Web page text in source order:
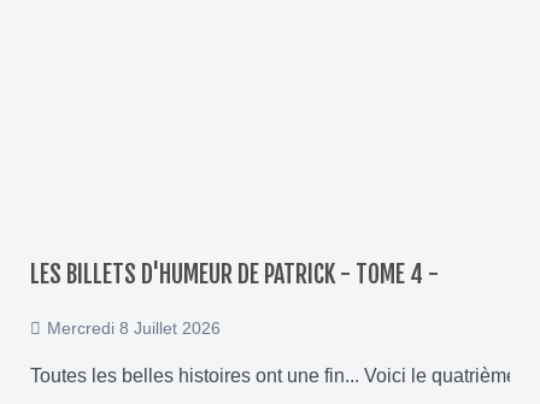
LES BILLETS D'HUMEUR DE PATRICK - TOME 4 -
Mercredi 8 Juillet 2026
Toutes les belles histoires ont une fin... Voici le quatrième